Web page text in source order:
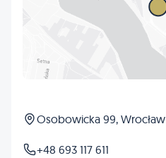
Osobowicka 99, Wrocław
+48 693 117 611